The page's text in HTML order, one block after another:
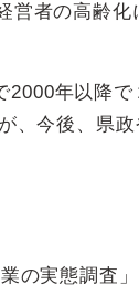
者の高齢
2000年以降
、今後、県
の実態調査」